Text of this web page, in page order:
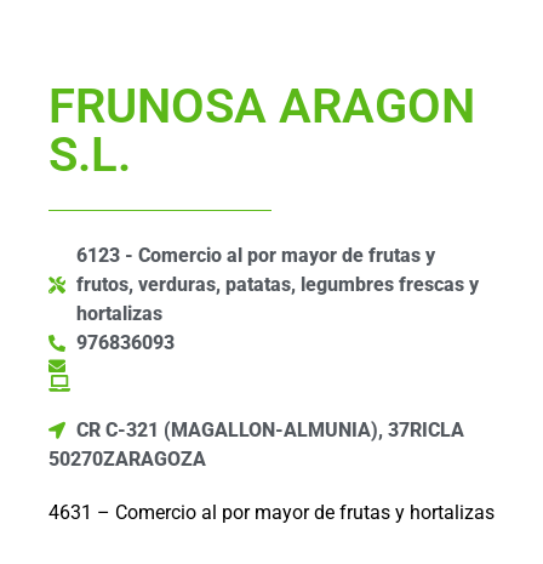
FRUNOSA ARAGON
S.L.
6123 - Comercio al por mayor de frutas y
frutos, verduras, patatas, legumbres frescas y
hortalizas
976836093
CR C-321 (MAGALLON-ALMUNIA), 37RICLA
50270ZARAGOZA
4631 – Comercio al por mayor de frutas y hortalizas